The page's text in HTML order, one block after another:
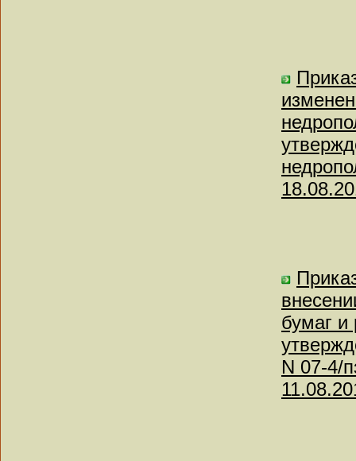
бумаг и
N 07-4/